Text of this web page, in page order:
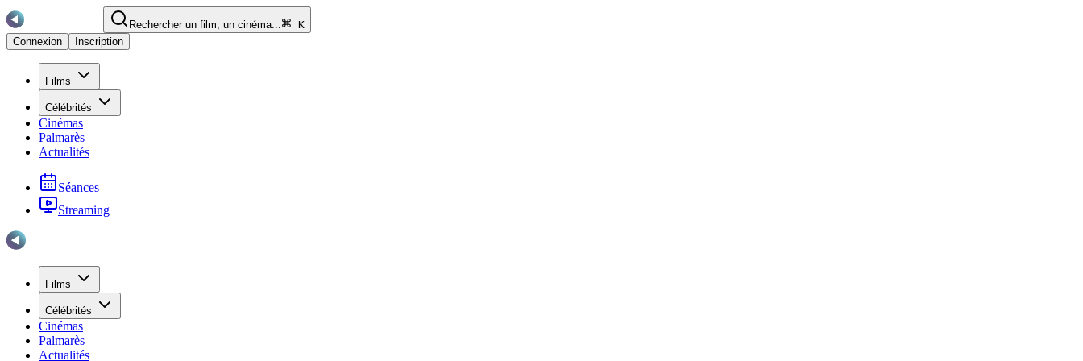
Rechercher un film, un cinéma...
K
Connexion
Inscription
Films
Célébrités
Cinémas
Palmarès
Actualités
Séances
Streaming
Films
Célébrités
Cinémas
Palmarès
Actualités